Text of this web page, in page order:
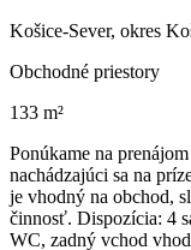
Košice-Sever, okres
Obchodné priestory
133 m²
Ponúkame na
nachádzajúci sa na
je vhodný na obchod,
činnosť. Dispozícia: 4
WC, zadný vchod